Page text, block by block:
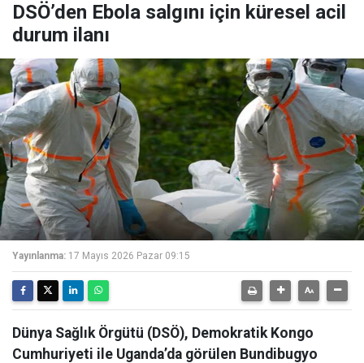
DSÖ’den Ebola salgını için küresel acil
durum ilanı
Yayınlanma: 17 Mayıs 2026 Pazar 09:15
Dünya Sağlık Örgütü (DSÖ), Demokratik Kongo
Cumhuriyeti ile Uganda’da görülen Bundibugyo